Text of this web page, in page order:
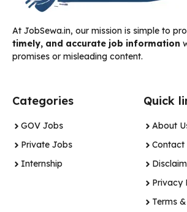
At JobSewa.in, our mission is simple to
timely, and accurate job information
promises or misleading content.
Categories
GOV Jobs
Private Jobs
Internship
Quick
About
Contact
Privacy
Terms